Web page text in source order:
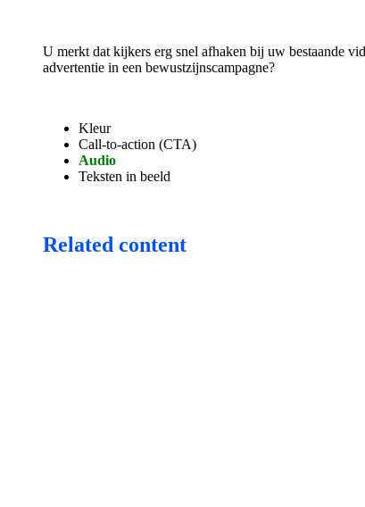
U merkt dat kijkers erg snel afhaken bij uw bestaande
advertentie in een bewustzijnscampagne?
Kleur
Call-to-action (CTA)
Audio
Teksten in beeld
Related content